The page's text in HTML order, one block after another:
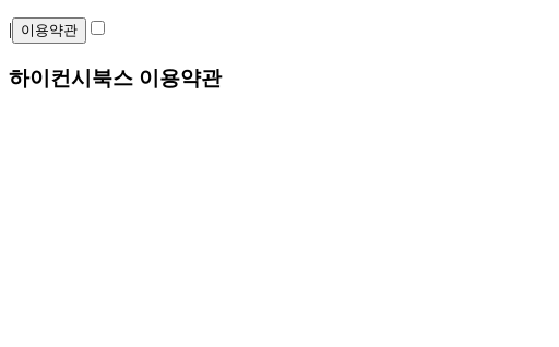
| 이용약관
하이컨시북스 이용약관